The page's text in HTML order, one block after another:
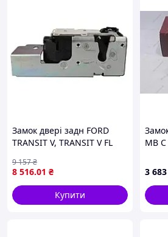
Замок двері задн FORD
TRANSIT V, TRANSIT V FL
031432PP
8 516.01 ₴
9 157₴
Купити
MB
3 683